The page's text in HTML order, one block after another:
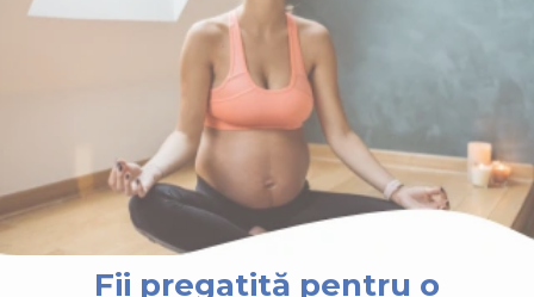
Fii pregatită pentru o